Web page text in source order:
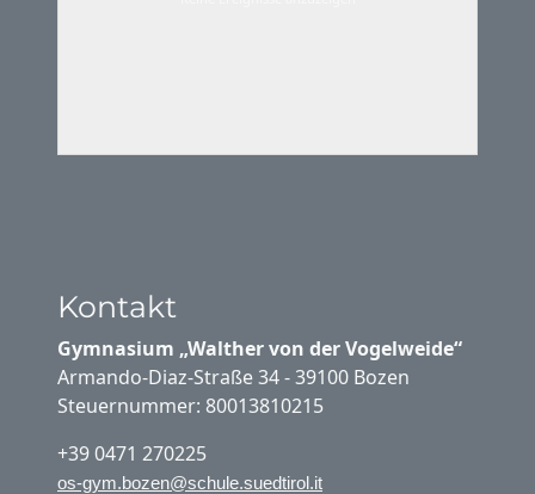
Kontakt
Gymnasium „Walther von der Vogelweide“
Armando-Diaz-Straße 34 - 39100 Bozen
Steuernummer: 80013810215
+39 0471 270225
os-gym.bozen@schule.suedtirol.it